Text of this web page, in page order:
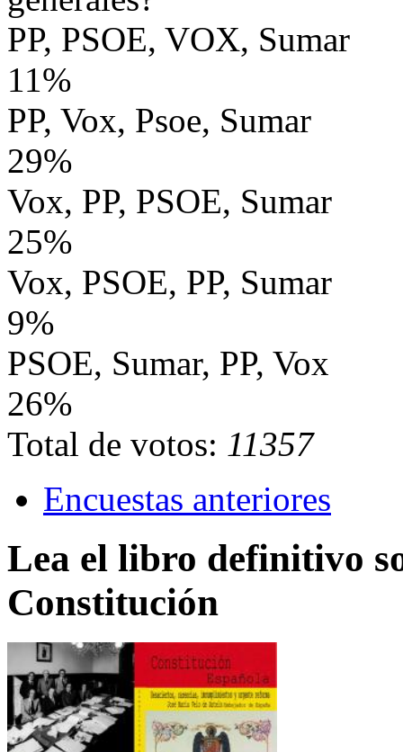
PP, PSOE, VOX, Sumar
11%
PP, Vox, Psoe, Sumar
29%
Vox, PP, PSOE, Sumar
25%
Vox, PSOE, PP, Sumar
9%
PSOE, Sumar, PP, Vox
26%
Total de votos: 11357
Encuestas anteriores
Lea el libro definitivo
Constitución